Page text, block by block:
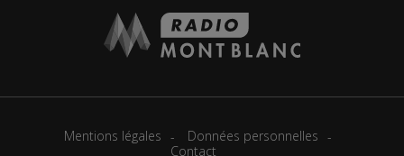
Mentions légales
Données personnelles
Contact